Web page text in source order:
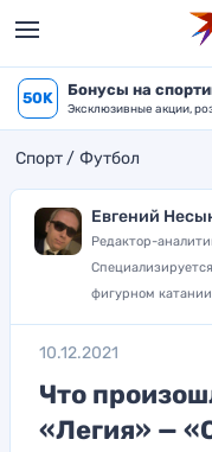
50K Бонусы на
Эксклюзивные акции,
Спорт Футбол
Евгений
Редактор-
фигурном
10.12.2021
Что
«Легия» —